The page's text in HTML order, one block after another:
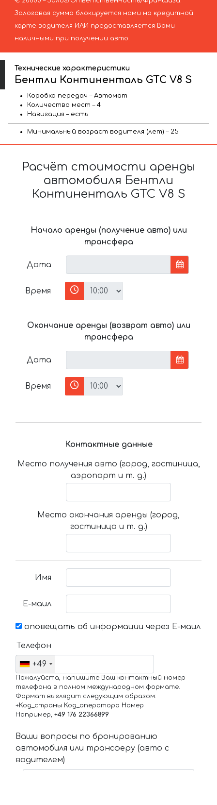
Залоговая сумма блокируется нами на кредитной
карте водителя ИЛИ предоставляется Вами
наличными при получении авто.
Технические характеристики
Бентли Континенталь GTC V8 S
Коробка передач – Автомат
Количество мест – 4
Навигация – есть
Минимальный возраст водителя (лет) – 25
Расчёт стоимости аренды
автомобиля Бентли
Континенталь GTC V8 S
Начало аренды (получение авто) или
трансфера
Дата
Время
Окончание аренды (возврат авто) или
трансфера
Дата
Время
Контактные данные
Место получения авто (город, гостиница,
аэропорт и т. д.)
Место окончания аренды (город,
гостиница и т. д.)
Имя
Е-маил
оповещать об информации через Е-маил
Телефон
+49
Пожалуйста, напишите Ваш контактный номер
телефона в полном международном формате.
Формат выглядит следующим образом:
+Код_страны Код_оператора Номер
Например, +49 176 22366899
Ваши вопросы по бронированию
автомобиля или трансферу (авто с
водителем)